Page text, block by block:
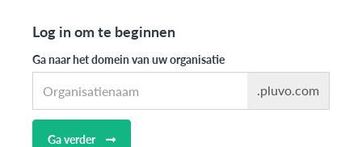
Log in om te beginnen
Ga naar het domein van uw organisatie
.pluvo.com
Ga verder